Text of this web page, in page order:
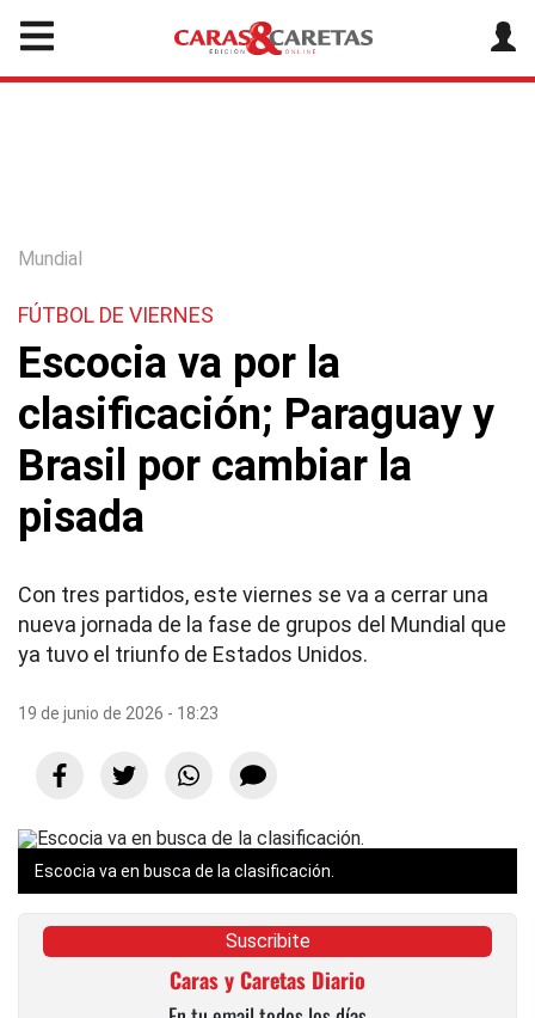
Mundial
FÚTBOL DE VIERNES
Escocia va por la
clasificación; Paraguay y
Brasil por cambiar la
pisada
Con tres partidos, este viernes se va a cerrar una
nueva jornada de la fase de grupos del Mundial que
ya tuvo el triunfo de Estados Unidos.
19 de junio de 2026 - 18:23
Escocia va en busca de la clasificación.
Suscribite
Caras y Caretas Diario